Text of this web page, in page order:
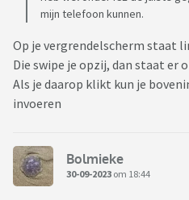
mijn telefoon kunnen.
Op je vergrendelscherm staat
Die swipe je opzij, dan staat er
Als je daarop klikt kun je
invoeren
Bolmieke
30-09-2023 om 18:44